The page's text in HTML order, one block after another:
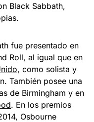
Black Sabbath,
fue presentado en
Roll, al igual que en
, como solista y
También posee una
de Birmingham y en
.​ En los premios
Osbourne